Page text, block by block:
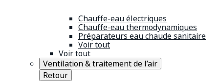
Chauffe-eau électriques
Chauffe-eau thermodynamiques
Préparateurs eau chaude sanitaire
Voir tout
Voir tout
Ventilation & traitement de l’air
Retour